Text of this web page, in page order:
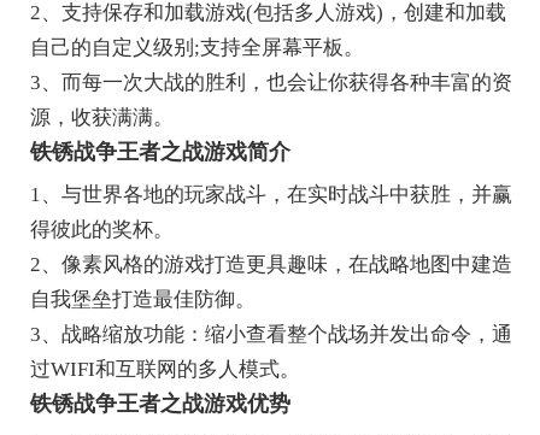
2、支持保存和加载游戏(包括多人游戏)，创建和加载
自己的自定义级别;支持全屏幕平板。
3、而每一次大战的胜利，也会让你获得各种丰富的资
源，收获满满。
铁锈战争王者之战游戏简介
1、与世界各地的玩家战斗，在实时战斗中获胜，并赢
得彼此的奖杯。
2、像素风格的游戏打造更具趣味，在战略地图中建造
自我堡垒打造最佳防御。
3、战略缩放功能：缩小查看整个战场并发出命令，通
过WIFI和互联网的多人模式。
铁锈战争王者之战游戏优势